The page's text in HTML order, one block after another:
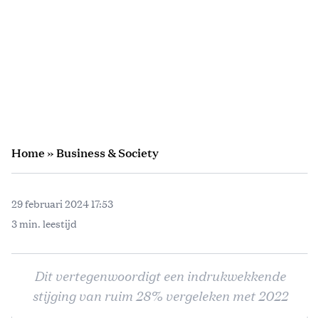
Home»Business & Society
29 februari 2024 17:53
3 min. leestijd
Dit vertegenwoordigt een indrukwekkende
stijging van ruim 28% vergeleken met 2022